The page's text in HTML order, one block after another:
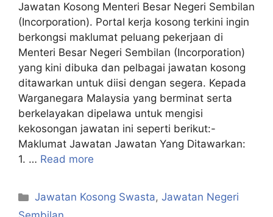
Jawatan Kosong Menteri Besar Negeri Sembilan
(Incorporation). Portal kerja kosong terkini ingin
berkongsi maklumat peluang pekerjaan di
Menteri Besar Negeri Sembilan (Incorporation)
yang kini dibuka dan pelbagai jawatan kosong
ditawarkan untuk diisi dengan segera. Kepada
Warganegara Malaysia yang berminat serta
berkelayakan dipelawa untuk mengisi
kekosongan jawatan ini seperti berikut:-
Maklumat Jawatan Jawatan Yang Ditawarkan:
1. … Read more
Categories
Jawatan Kosong Swasta,Jawatan Negeri